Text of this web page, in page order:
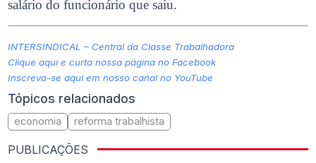
salário do funcionário que saiu.
INTERSINDICAL – Central da Classe Trabalhadora
Clique aqui e curta nossa página no Facebook
Inscreva-se aqui em nosso canal no YouTube
Tópicos relacionados
economia reforma trabalhista
PUBLICAÇÕES